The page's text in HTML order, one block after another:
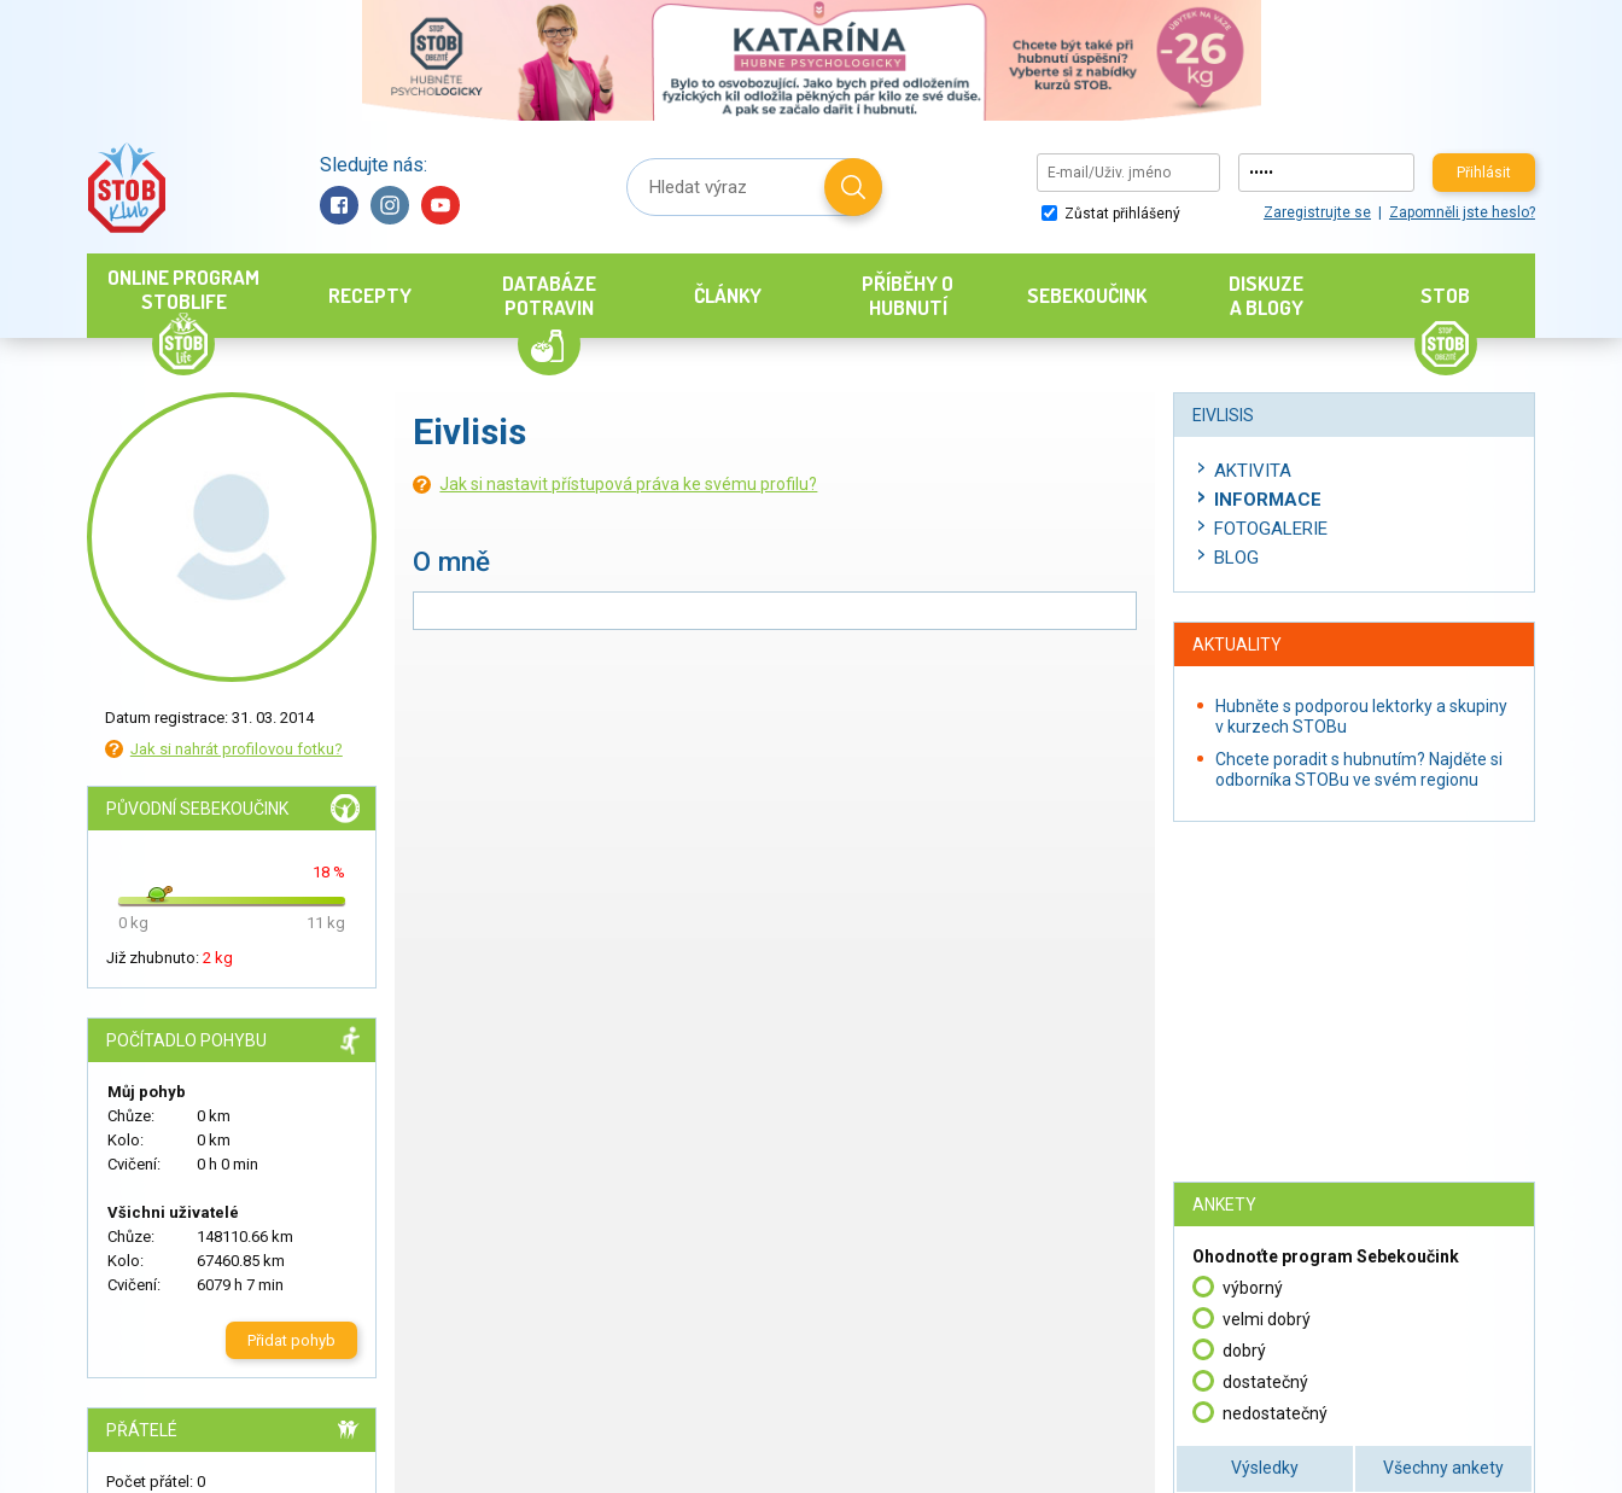
Sledujte nás: Přihlásit
Zůstat přihlášený Zaregistrujte se Zapomněli jste heslo?
ONLINE PROGRAM
STOBLIFE
RECEPTY
DATABÁZE
POTRAVIN
ČLÁNKY
PŘÍBĚHY O
HUBNUTÍ
SEBEKOUČINK
DISKUZE
A BLOGY
STOB
Datum registrace: 31. 03. 2014
Jak si nahrát profilovou fotku?
PŮVODNÍ SEBEKOUČINK
18 %
0 kg
11 kg
Již zhubnuto: 2 kg
POČÍTADLO POHYBU
Můj pohyb
Chůze:
0 km
Kolo:
0 km
Cvičení:
0 h 0 min
Všichni uživatelé
Chůze:
148110.66 km
Kolo:
67460.85 km
Cvičení:
6079 h 7 min
Přidat pohyb
PŘÁTELÉ
Počet přátel: 0
Eivlisis
Jak si nastavit přístupová práva ke svému profilu?
O mně
EIVLISIS
AKTIVITA
INFORMACE
FOTOGALERIE
BLOG
AKTUALITY
Hubněte s podporou lektorky a skupiny
v kurzech STOBu
Chcete poradit s hubnutím? Najděte si
odborníka STOBu ve svém regionu
ANKETY
Ohodnoťte program Sebekoučink
výborný
velmi dobrý
dobrý
dostatečný
nedostatečný
Výsledky Všechny ankety